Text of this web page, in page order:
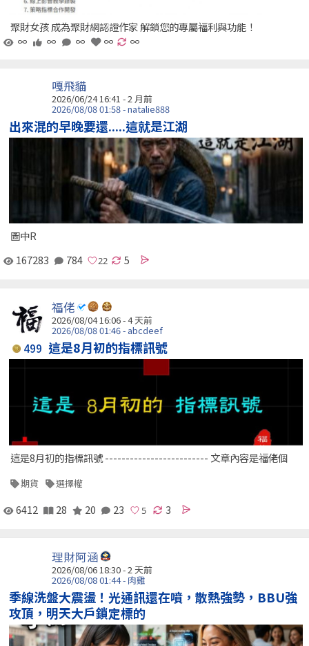
聚財女孩 成為聚財網認證作家 解鎖您的專屬福利與功能！
∞
∞ ∞ ∞ ∞
嘎飛貓
2026/06/24 16:41 - 2 月前
2026/08/08 01:58 - natalie888
出來混的早晚要還.....這就是江湖
圖中R
167283
784 5
福佬
2026/08/04 16:06 - 4 天前
2026/08/08 01:46 - abcdeef
499 這是8月初的指標訊號
這是8月初的指標訊號 ------------------------- 文章內容是福佬個
期貨 選擇權
6412 28 20 23 3
理財阿涵
2026/08/06 18:30 - 2 天前
2026/08/08 01:44 - 肉雞
季線洗盤大震盪！光通訊還在噴，散熱強勢，BBU強
攻頂，明天大戶鎖定標的